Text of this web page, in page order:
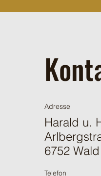
Adresse
Harald u.
6752
Telefon